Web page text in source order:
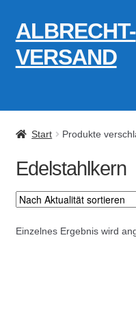
Zur
Navigation
springen
Zum
Inhalt
springen
ALBRECHT-
VERSAND
Zahlungsarten
Start Produkte
Edelstahlkern
Einzelnes Ergebnis wird